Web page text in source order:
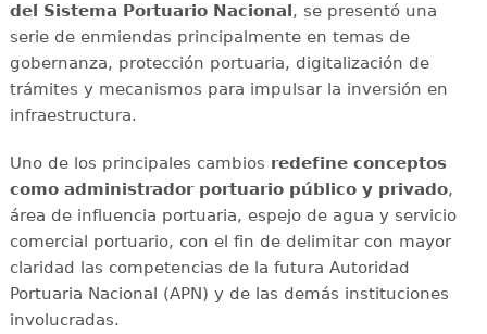
del Sistema Portuario Nacional, se presentó una
serie de enmiendas principalmente en temas de
gobernanza, protección portuaria, digitalización de
trámites y mecanismos para impulsar la inversión en
infraestructura.
Uno de los principales cambios redefine conceptos
como administrador portuario público y privado,
área de influencia portuaria, espejo de agua y servicio
comercial portuario, con el fin de delimitar con mayor
claridad las competencias de la futura Autoridad
Portuaria Nacional (APN) y de las demás instituciones
involucradas.